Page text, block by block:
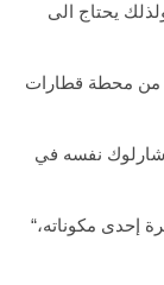
i
y
يحتاج الى
من محطة قطارات
شارلوك نفسه في
“الثلج الاسود” نص روائي تشكل الجريمة والمغامرة إحدى مكوناته،